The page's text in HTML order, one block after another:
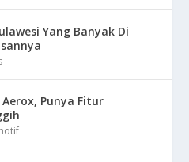
Yang Banyak Di
Punya Fitur